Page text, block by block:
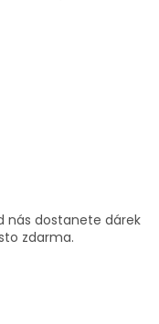
nás dostanete dárek
zdarma.